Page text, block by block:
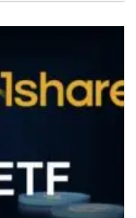
buộc các công